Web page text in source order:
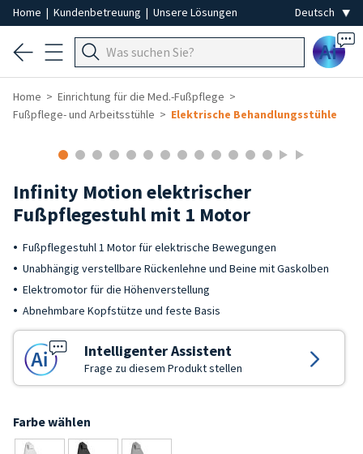
Home | Kundenbetreuung | Unsere Lösungen
Ai
Home
Einrichtung für die Med.-Fußpflege
Fußpflege- und Arbeitsstühle
Elektrische Behandlungsstühle
Infinity Motion elektrischer
Fußpflegestuhl mit 1 Motor
Fußpflegestuhl 1 Motor für elektrische Bewegungen
Unabhängig verstellbare Rückenlehne und Beine mit Gaskolben
Elektromotor für die Höhenverstellung
Abnehmbare Kopfstütze und feste Basis
Intelligenter Assistent
Frage zu diesem Produkt stellen
Farbe wählen